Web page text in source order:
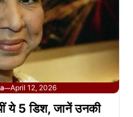
—April 12, 2026
ये 5 डिश, जानें उनकी